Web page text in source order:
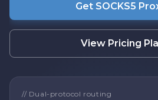
Get SOCKS5
View Pricing
// Dual-protocol routing